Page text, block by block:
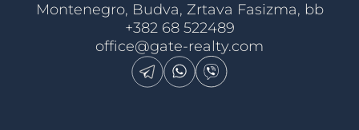
Montenegro, Budva, Zrtava Fasizma, bb
+382 68 522489
office@gate-realty.com